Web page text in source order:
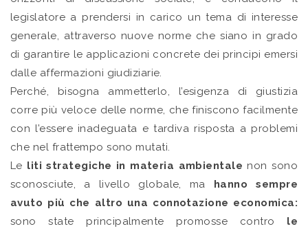
legislatore a prendersi in carico un tema di interesse
generale, attraverso nuove norme che siano in grado
di garantire le applicazioni concrete dei principi emersi
dalle affermazioni giudiziarie.
Perché, bisogna ammetterlo, l’esigenza di giustizia
corre più veloce delle norme, che finiscono facilmente
con l’essere inadeguata e tardiva risposta a problemi
che nel frattempo sono mutati.
Le liti strategiche in materia ambientale non sono
sconosciute, a livello globale, ma hanno sempre
avuto più che altro una connotazione economica:
sono state principalmente promosse contro le